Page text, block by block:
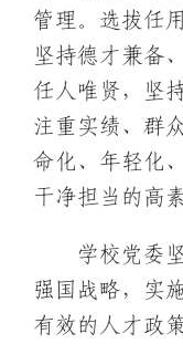
管理。选拔任
坚持德才兼备
任人唯贤，坚
注重实绩、群
命化、年轻化
干净担当的高
学校党委
强国战略，实
有效的人才政